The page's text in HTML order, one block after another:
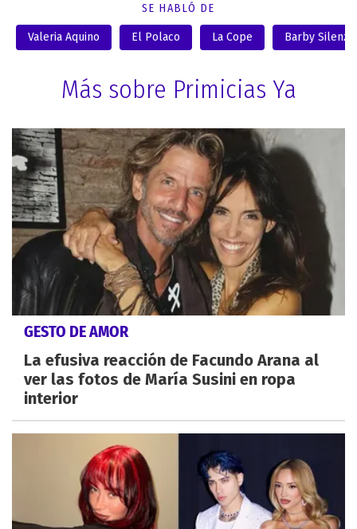
SE HABLÓ DE
Valeria Aquino El Polaco La Cope Barby Silenzi
Más sobre Primicias Ya
GESTO DE AMOR
La efusiva reacción de Facundo Arana al
ver las fotos de María Susini en ropa
interior